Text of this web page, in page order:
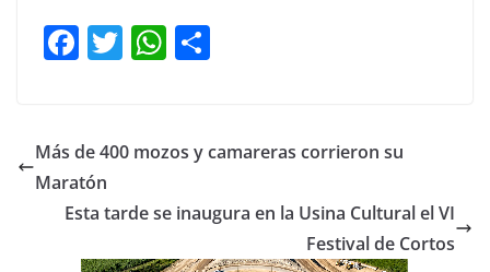
F
e
b
o
o
T
er
W
s
p
p
p
tir
Más de 400 mozos y camareras corrieron su
Maratón
Esta tarde se inaugura en la Usina Cultural el VI
Festival de Cortos